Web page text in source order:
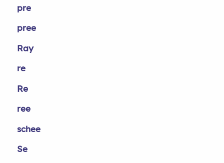
pre
pree
Ray
re
Re
ree
schee
Se